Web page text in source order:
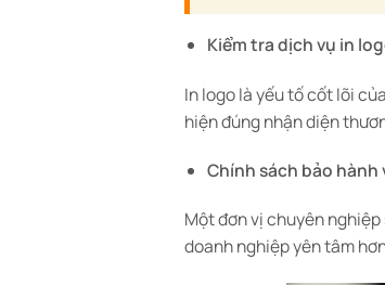
Kiểm tra dịch vụ in
In logo là yếu tố cốt lõi
hiện đúng nhận diện
Chính sách bảo hành
Một đơn vị chuyên
doanh nghiệp yên tâm